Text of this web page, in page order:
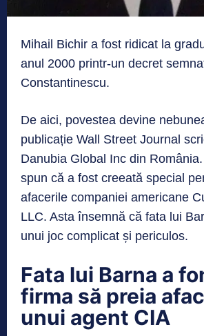
Mihail Bichir a fost ridicat la
anul 2000 printr-un decret
Constantinescu.
De aici, povestea devine
publicație Wall Street Journal
Danubia Global Inc din
spun că a fost creeată special
afacerile companiei americane
LLC. Asta însemnă că fata lui
unui joc complicat și periculos.
Fata lui Barna a
firma să preia
unui agent CIA